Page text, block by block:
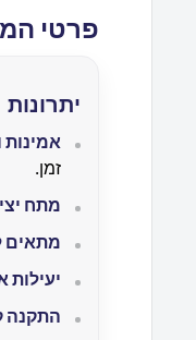
פרטי
יתרונות
אמינות
זמן.
מתח
מתאים
יעילות
התקנה